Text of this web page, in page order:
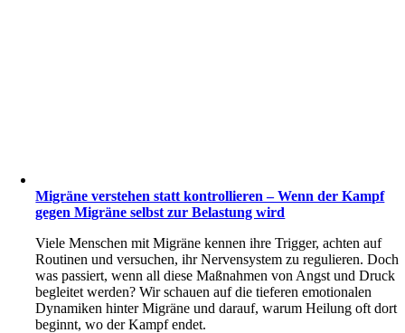
Migräne verstehen statt kontrollieren – Wenn der Kampf
gegen Migräne selbst zur Belastung wird
Viele Menschen mit Migräne kennen ihre Trigger, achten auf
Routinen und versuchen, ihr Nervensystem zu regulieren. Doch
was passiert, wenn all diese Maßnahmen von Angst und Druck
begleitet werden? Wir schauen auf die tieferen emotionalen
Dynamiken hinter Migräne und darauf, warum Heilung oft dort
beginnt, wo der Kampf endet.